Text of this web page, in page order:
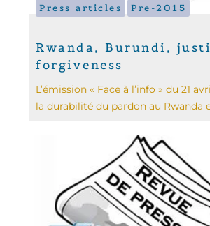
Press articles Pre-2015
Rwanda, Burundi,
forgiveness
L’émission « Face à l’info » du 21
la durabilité du pardon au Rwanda